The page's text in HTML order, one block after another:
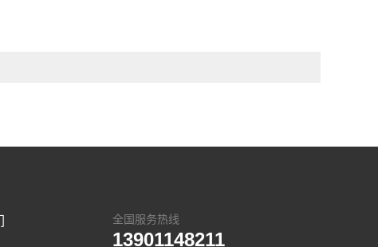
全国服务热线
13901148211